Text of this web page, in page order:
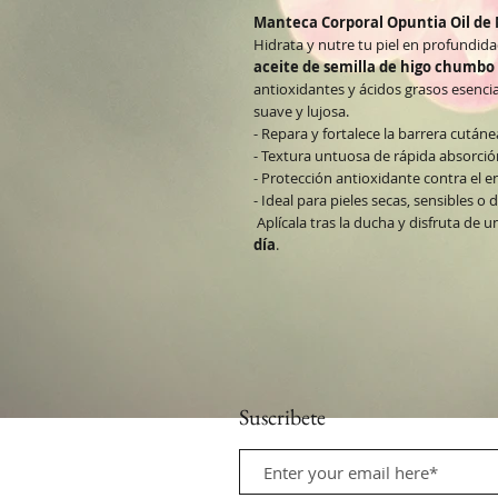
Manteca Corporal Opuntia Oil de
Hidrata y nutre tu piel en
aceite de semilla de higo
antioxidantes y ácidos grasos
suave y lujosa.
- Repara y fortalece la barrera
- Textura untuosa de rápida
- Protección antioxidante contra el
- Ideal para pieles secas, sensibles o
Aplícala tras la ducha y disfruta de
día.
Suscribete